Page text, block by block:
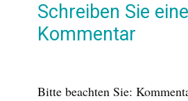
Schreiben Sie
Kommentar
Bitte beachten Sie: